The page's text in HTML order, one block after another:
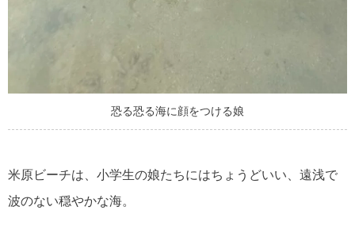
恐る恐る海に顔をつける娘
米原ビーチは、小学生の娘たちにはちょうどいい、遠浅で
波のない穏やかな海。